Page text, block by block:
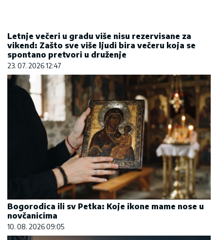
23. 07. 2026 12:47
Bogorodica ili sv Petka: Koje ikone mame nose u
novčanicima
10. 08. 2026 09:05